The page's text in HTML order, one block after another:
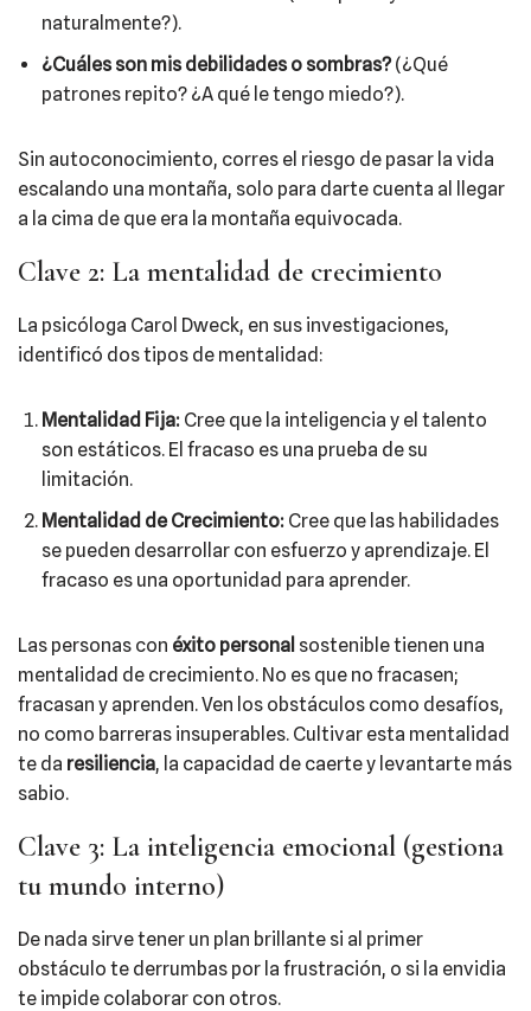
naturalmente?).
¿Cuáles son mis debilidades o sombras?(¿Qué
patrones repito? ¿A qué le tengo miedo?).
Sin autoconocimiento, corres el riesgo de pasar la vida
escalando una montaña, solo para darte cuenta al llegar
a la cima de que era la montaña equivocada.
Clave 2: La mentalidad de crecimiento
La psicóloga Carol Dweck, en sus investigaciones,
identificó dos tipos de mentalidad:
Mentalidad Fija: Cree que la inteligencia y el talento
son estáticos. El fracaso es una prueba de su
limitación.
Mentalidad de Crecimiento: Cree que las habilidades
se pueden desarrollar con esfuerzo y aprendizaje. El
fracaso es una oportunidad para aprender.
Las personas con éxito personal sostenible tienen una
mentalidad de crecimiento. No es que no fracasen;
fracasan y aprenden. Ven los obstáculos como desafíos,
no como barreras insuperables. Cultivar esta mentalidad
te da resiliencia, la capacidad de caerte y levantarte más
sabio.
Clave 3: La inteligencia emocional (gestiona
tu mundo interno)
De nada sirve tener un plan brillante si al primer
obstáculo te derrumbas por la frustración, o si la envidia
te impide colaborar con otros.